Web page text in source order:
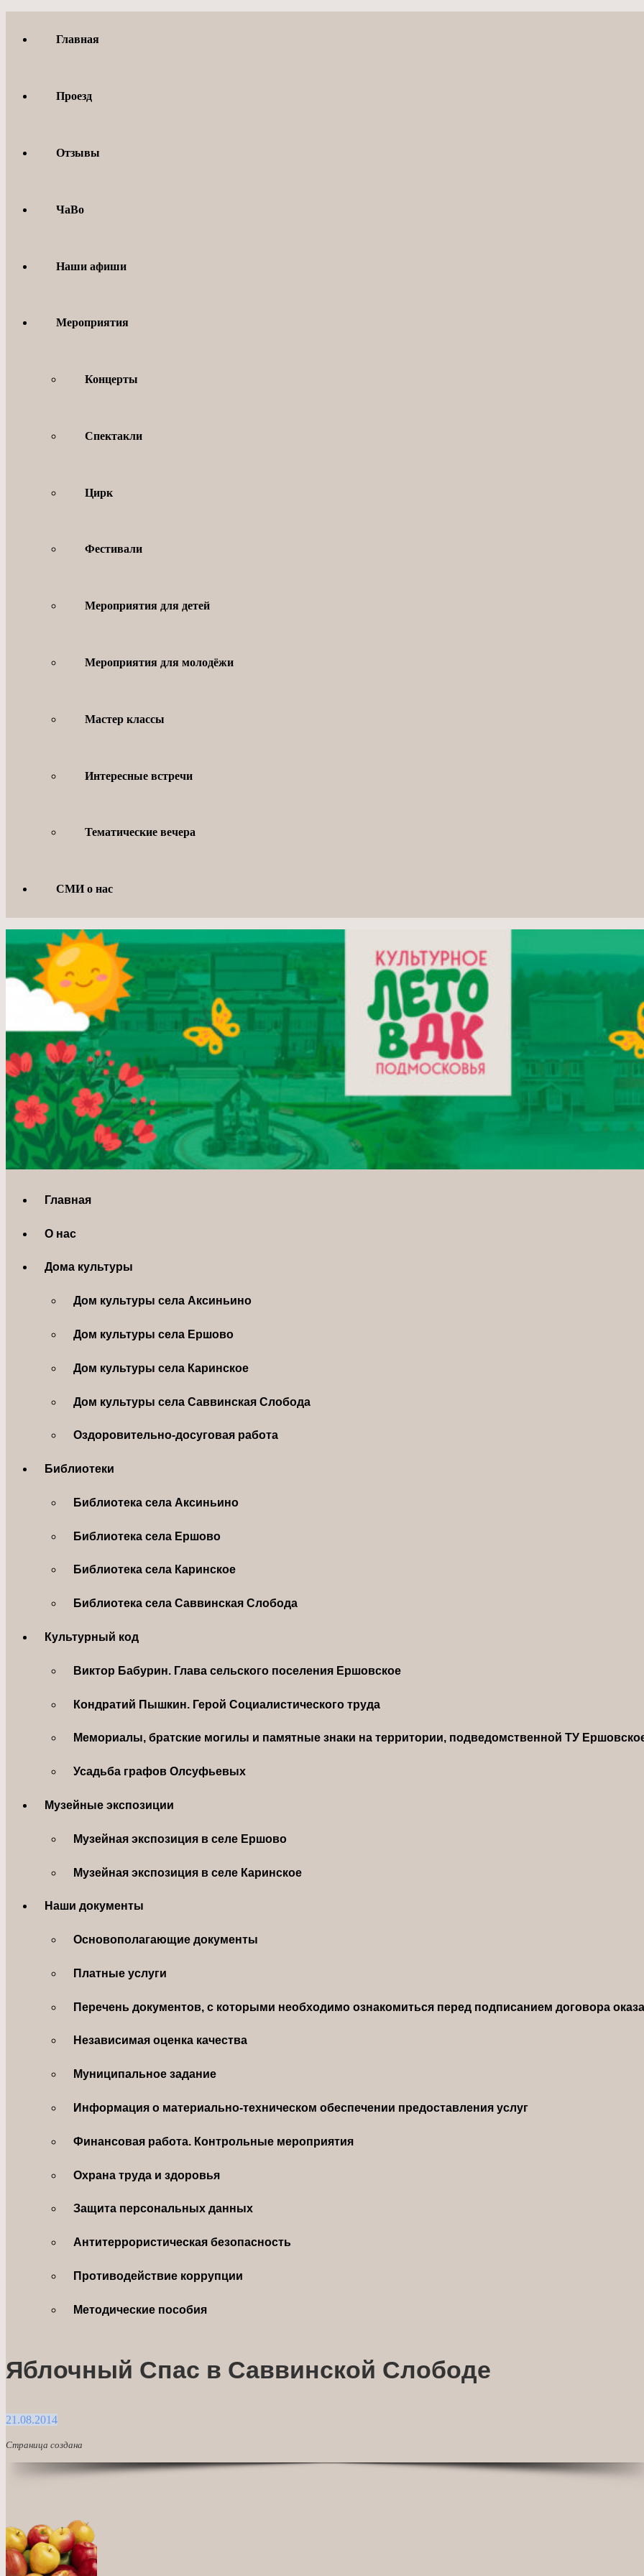
содержимомуГлавная
Проезд
Отзывы
ЧаВо
Наши афиши
Мероприятия
Концерты
Спектакли
Цирк
Фестивали
Мероприятия для детей
Мероприятия для молодёжи
Мастер классы
Интересные встречи
Тематические вечера
СМИ о нас
Главная
О нас
Дома культуры
Дом культуры села Аксиньино
Дом культуры села Ершово
Дом культуры села Каринское
Дом культуры села Саввинская Слобода
Оздоровительно-досуговая работа
Библиотеки
Библиотека села Аксиньино
Библиотека села Ершово
Библиотека села Каринское
Библиотека села Саввинская Слобода
Культурный код
Виктор Бабурин. Глава сельского поселения Ершовское
Кондратий Пышкин. Герой Социалистического труда
Мемориалы, братские могилы и памятные знаки на территории, подведомственной ТУ
Усадьба графов Олсуфьевых
Музейные экспозиции
Музейная экспозиция в селе Ершово
Музейная экспозиция в селе Каринское
Наши документы
Основополагающие документы
Платные услуги
Перечень документов, с которыми необходимо ознакомиться перед подписанием договора
Независимая оценка качества
Муниципальное задание
Информация о материально-техническом обеспечении предоставления услуг
Финансовая работа. Контрольные мероприятия
Охрана труда и здоровья
Защита персональных данных
Антитеррористическая безопасность
Противодействие коррупции
Методические пособия
Яблочный Спас в Саввинской Слободе
21.08.2014
Страница создана